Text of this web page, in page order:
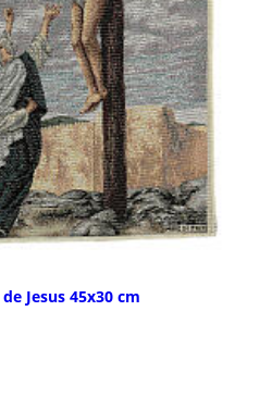
Jesus 45x30 cm